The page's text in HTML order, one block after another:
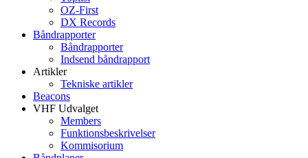
OZ-First
DX Records
Båndrapporter
Båndrapporter
Indsend båndrapport
Artikler
Tekniske artikler
Beacons
VHF Udvalget
Members
Funktionsbeskrivelser
Kommisorium